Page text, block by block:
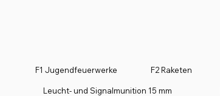
F1 Jugendfeuerwerke F2 Raketen
Leucht- und Signalmunition 15 mm